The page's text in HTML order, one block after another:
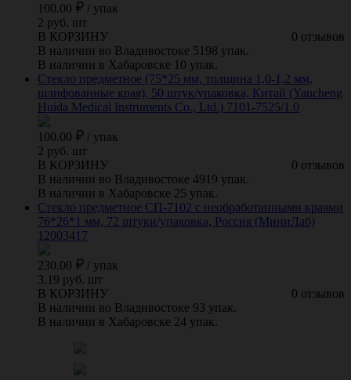
100.00 / упак
2 руб. шт
0 отзывов
В КОРЗИНУ
В наличии во Владивостоке 5198 упак.
В наличии в Хабаровске 10 упак.
Стекло предметное (75*25 мм, толщина 1,0-1,2 мм,
шлифованные края), 50 штук/упаковка, Китай (Yancheng
Huida Medical Instruments Co., Ltd.) 7101-7525/1.0
100.00 / упак
2 руб. шт
0 отзывов
В КОРЗИНУ
В наличии во Владивостоке 4919 упак.
В наличии в Хабаровске 25 упак.
Стекло предметное СП-7102 с необработанными краями
76*26*1 мм, 72 штуки/упаковка, Россия (МиниЛаб)
12003417
230.00 / упак
3.19 руб. шт
0 отзывов
В КОРЗИНУ
В наличии во Владивостоке 93 упак.
В наличии в Хабаровске 24 упак.